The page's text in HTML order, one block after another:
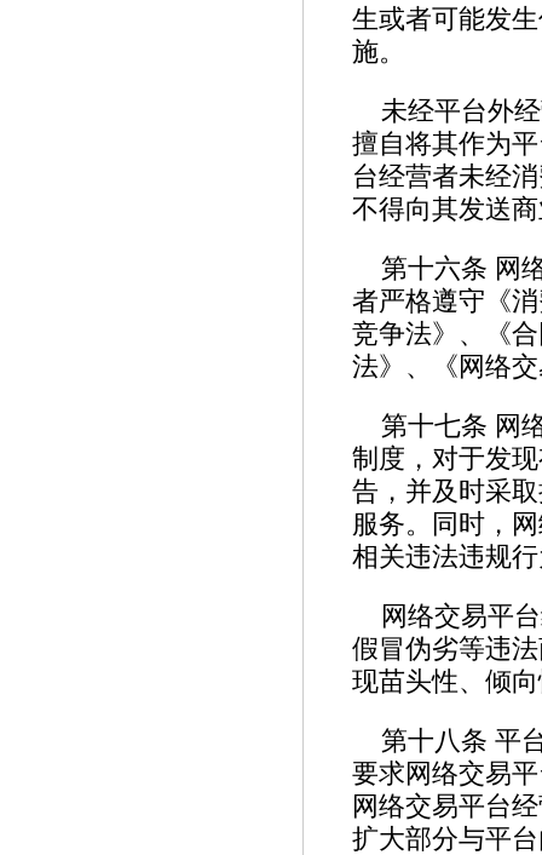
生或者可能发
施。
未经平台外
擅自将其作为
台经营者未经
不得向其发送
第十六条 网
者严格遵守《
竞争法》、《
法》、《网络
第十七条 网
制度，对于发
告，并及时采
服务。同时，
相关违法违规
网络交易平
假冒伪劣等违
现苗头性、倾
第十八条 平
要求网络交易
网络交易平台
扩大部分与平